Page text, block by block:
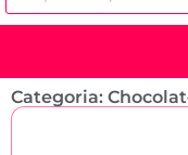
Categoria: